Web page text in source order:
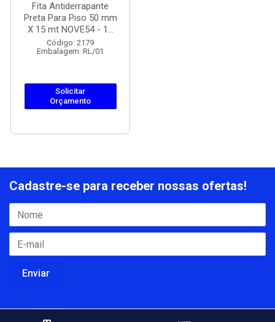
Fita Antiderrapante
Preta Para Piso 50 mm
X 15 mt NOVE54 - 1...
Código: 2179
Embalagem: RL/01
Solicitar
Orçamento
Cadastre-se para receber nossas ofertas!